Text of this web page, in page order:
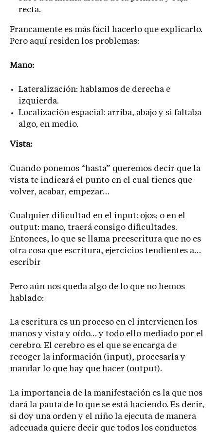
recta.
Francamente es más fácil hacerlo que explicarlo.
Pero aquí residen los problemas:
Mano:
Lateralización: hablamos de derecha e
izquierda.
Localización espacial: arriba, abajo y si faltaba
algo, en medio.
Vista:
Cuando ponemos “hasta” queremos decir que la
vista te indicará el punto en el cual tienes que
volver, acabar, empezar…
Cualquier dificultad en el input: ojos; o en el
output: mano, traerá consigo dificultades.
Entonces, lo que se llama preescritura que no es
otra cosa que escritura, ejercicios tendientes a…
escribir
Pero aún nos queda algo de lo que no hemos
hablado:
La escritura es un proceso en el intervienen los
manos y vista y oído… y todo ello mediado por el
cerebro. El cerebro es el que se encarga de
recoger la información (input), procesarla y
mandar lo que hay que hacer (output).
La importancia de la manifestación es la que nos
dará la pauta de lo que se está haciendo. Es decir,
si doy una orden y el niño la ejecuta de manera
adecuada quiere decir que todos los conductos